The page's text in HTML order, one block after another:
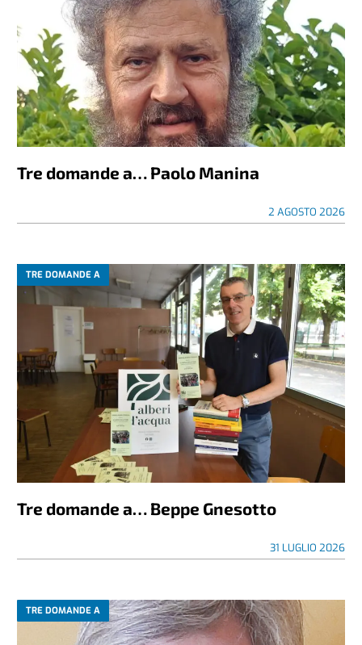
Tre domande a… Paolo Manina
2 AGOSTO 2026
TRE DOMANDE A
Tre domande a… Beppe Gnesotto
31 LUGLIO 2026
TRE DOMANDE A